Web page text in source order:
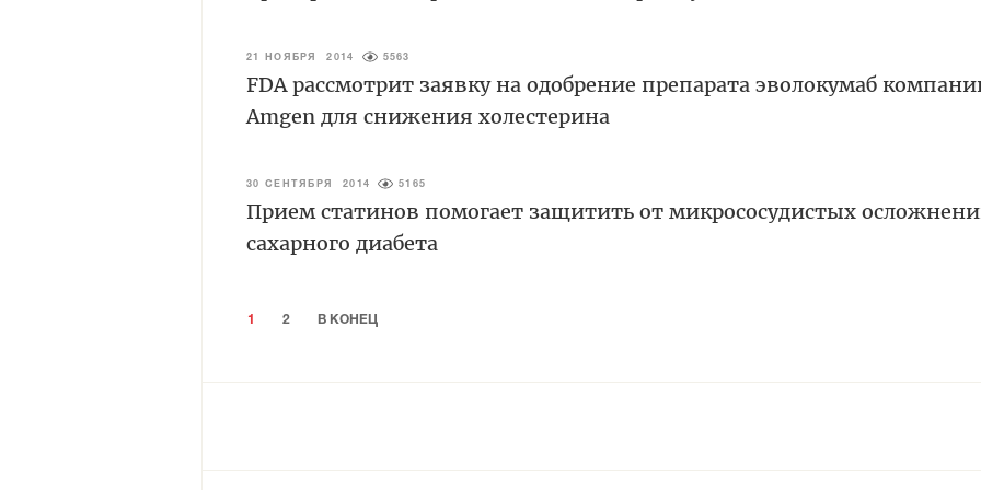
21 НОЯБРЯ 2014 5563
FDA рассмотрит заявку на одобрение препарата эволокумаб
Amgen для снижения холестерина
30 СЕНТЯБРЯ 2014 5165
Прием статинов помогает защитить от микрососудистых
сахарного диабета
1 2 В КОНЕЦ